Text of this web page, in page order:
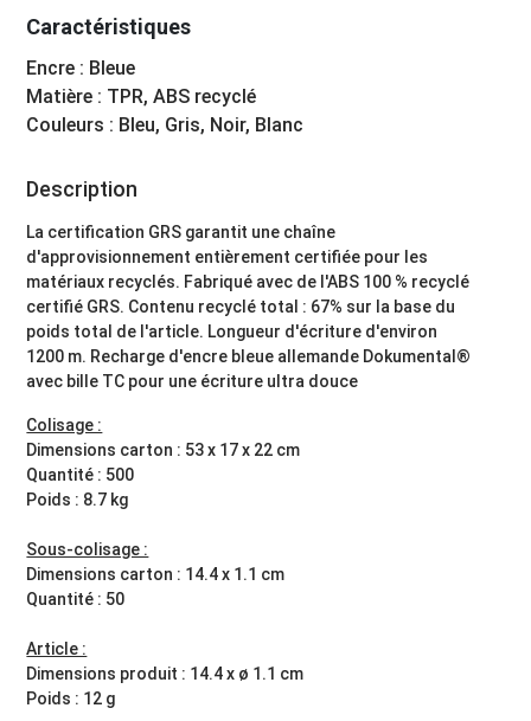
Caractéristiques
Encre : Bleue
Matière : TPR, ABS recyclé
Couleurs : Bleu, Gris, Noir, Blanc
Description
La certification GRS garantit une chaîne
d'approvisionnement entièrement certifiée pour les
matériaux recyclés. Fabriqué avec de l'ABS 100 % recyclé
certifié GRS. Contenu recyclé total : 67% sur la base du
poids total de l'article. Longueur d'écriture d'environ
1200 m. Recharge d'encre bleue allemande Dokumental®
avec bille TC pour une écriture ultra douce
Colisage :
Dimensions carton : 53 x 17 x 22 cm
Quantité : 500
Poids : 8.7 kg
Sous-colisage :
Dimensions carton : 14.4 x 1.1 cm
Quantité : 50
Article :
Dimensions produit : 14.4 x ø 1.1 cm
Poids : 12 g